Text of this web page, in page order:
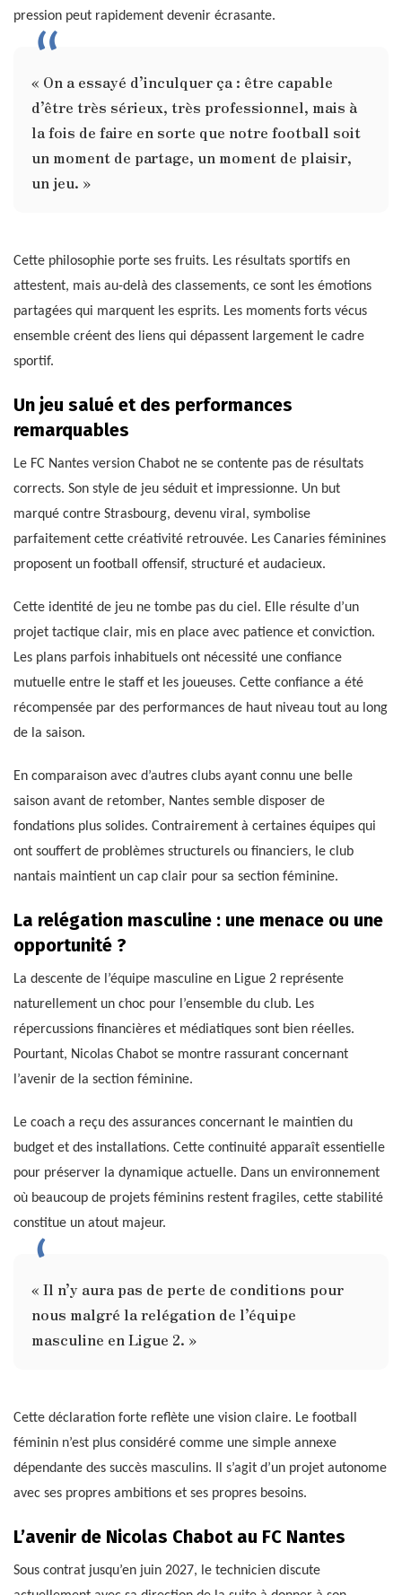
pression peut rapidement devenir écrasante.
« On a essayé d’inculquer ça : être capable
d’être très sérieux, très professionnel, mais à
la fois de faire en sorte que notre football soit
un moment de partage, un moment de plaisir,
un jeu. »
Cette philosophie porte ses fruits. Les résultats sportifs en
attestent, mais au-delà des classements, ce sont les émotions
partagées qui marquent les esprits. Les moments forts vécus
ensemble créent des liens qui dépassent largement le cadre
sportif.
Un jeu salué et des performances
remarquables
Le FC Nantes version Chabot ne se contente pas de résultats
corrects. Son style de jeu séduit et impressionne. Un but
marqué contre Strasbourg, devenu viral, symbolise
parfaitement cette créativité retrouvée. Les Canaries féminines
proposent un football offensif, structuré et audacieux.
Cette identité de jeu ne tombe pas du ciel. Elle résulte d’un
projet tactique clair, mis en place avec patience et conviction.
Les plans parfois inhabituels ont nécessité une confiance
mutuelle entre le staff et les joueuses. Cette confiance a été
récompensée par des performances de haut niveau tout au long
de la saison.
En comparaison avec d’autres clubs ayant connu une belle
saison avant de retomber, Nantes semble disposer de
fondations plus solides. Contrairement à certaines équipes qui
ont souffert de problèmes structurels ou financiers, le club
nantais maintient un cap clair pour sa section féminine.
La relégation masculine : une menace ou une
opportunité ?
La descente de l’équipe masculine en Ligue 2 représente
naturellement un choc pour l’ensemble du club. Les
répercussions financières et médiatiques sont bien réelles.
Pourtant, Nicolas Chabot se montre rassurant concernant
l’avenir de la section féminine.
Le coach a reçu des assurances concernant le maintien du
budget et des installations. Cette continuité apparaît essentielle
pour préserver la dynamique actuelle. Dans un environnement
où beaucoup de projets féminins restent fragiles, cette stabilité
constitue un atout majeur.
« Il n’y aura pas de perte de conditions pour
nous malgré la relégation de l’équipe
masculine en Ligue 2. »
Cette déclaration forte reflète une vision claire. Le football
féminin n’est plus considéré comme une simple annexe
dépendante des succès masculins. Il s’agit d’un projet autonome
avec ses propres ambitions et ses propres besoins.
L’avenir de Nicolas Chabot au FC Nantes
Sous contrat jusqu’en juin 2027, le technicien discute